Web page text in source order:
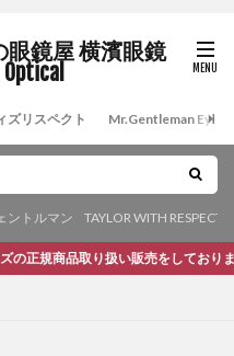
鏡屋 横濱眼鏡
リスペクト Mr.Gentleman
ントルマン TAYLOR WITH RESPECT
取り扱い販売をしております。